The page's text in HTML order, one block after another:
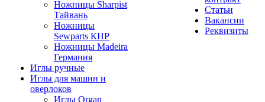
Ножницы Sharpist
Тайвань
Ножницы
Sewparts КНР
Ножницы Madeira
Германия
Иглы ручные
Иглы для машин и
оверлоков
Иглы Organ
Статьи
Вакансии
Реквизиты